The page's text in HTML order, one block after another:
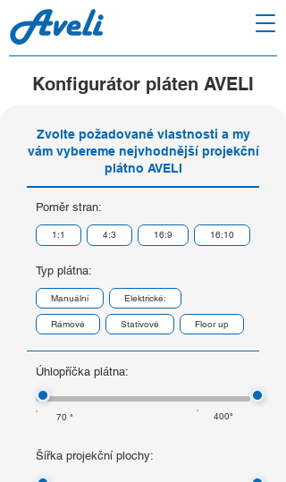
Konfigurátor pláten AVELI
Zvolte požadované vlastnosti a my
vám vybereme nejvhodnější projekční
plátno AVELI
Poměr stran:
1:1 4:3 16:9 16:10
Typ plátna:
Manuální Elektrické:
Rámové Stativové Floor up
Úhlopříčka plátna:
70 " 400"
Šířka projekční plochy: